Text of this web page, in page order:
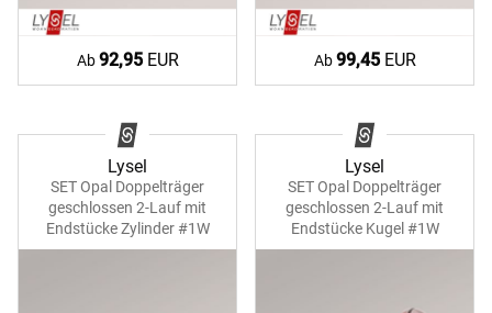
Ab92,95EUR Ab99,45EUR
Lysel
SET Opal Doppelträger
geschlossen 2-Lauf mit
Endstücke Zylinder #1W
Lysel
SET Opal Doppelträger
geschlossen 2-Lauf mit
Endstücke Kugel #1W